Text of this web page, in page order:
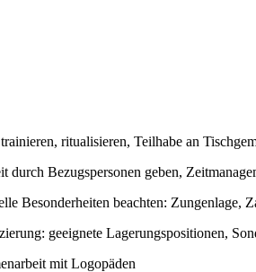
ritualisieren, Teilhabe an
durch Bezugspersonen geben,
Besonderheiten beachten: Zungenlage,
geeignete Lagerungspositionen,
mit Logopäden